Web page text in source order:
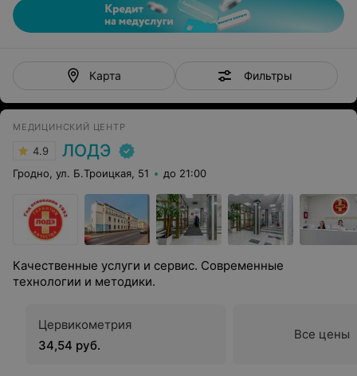
Карта Фильтры
МЕДИЦИНСКИЙ ЦЕНТР
4.9 ЛОДЭ
Гродно, ул. Б.Троицкая, 51 до 21:00
Качественные услуги и сервис. Современные
технологии и методики.
Цервикометрия
34,54 руб.
Все цены